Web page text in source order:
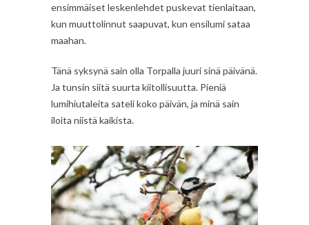
ensimmäiset leskenlehdet puskevat tienlaitaan,
kun muuttolinnut saapuvat, kun ensilumi sataa
maahan.
Tänä syksynä sain olla Torpalla juuri sinä päivänä.
Ja tunsin siitä suurta kiitollisuutta. Pieniä
lumihiutaleita sateli koko päivän, ja minä sain
iloita niistä kaikista.